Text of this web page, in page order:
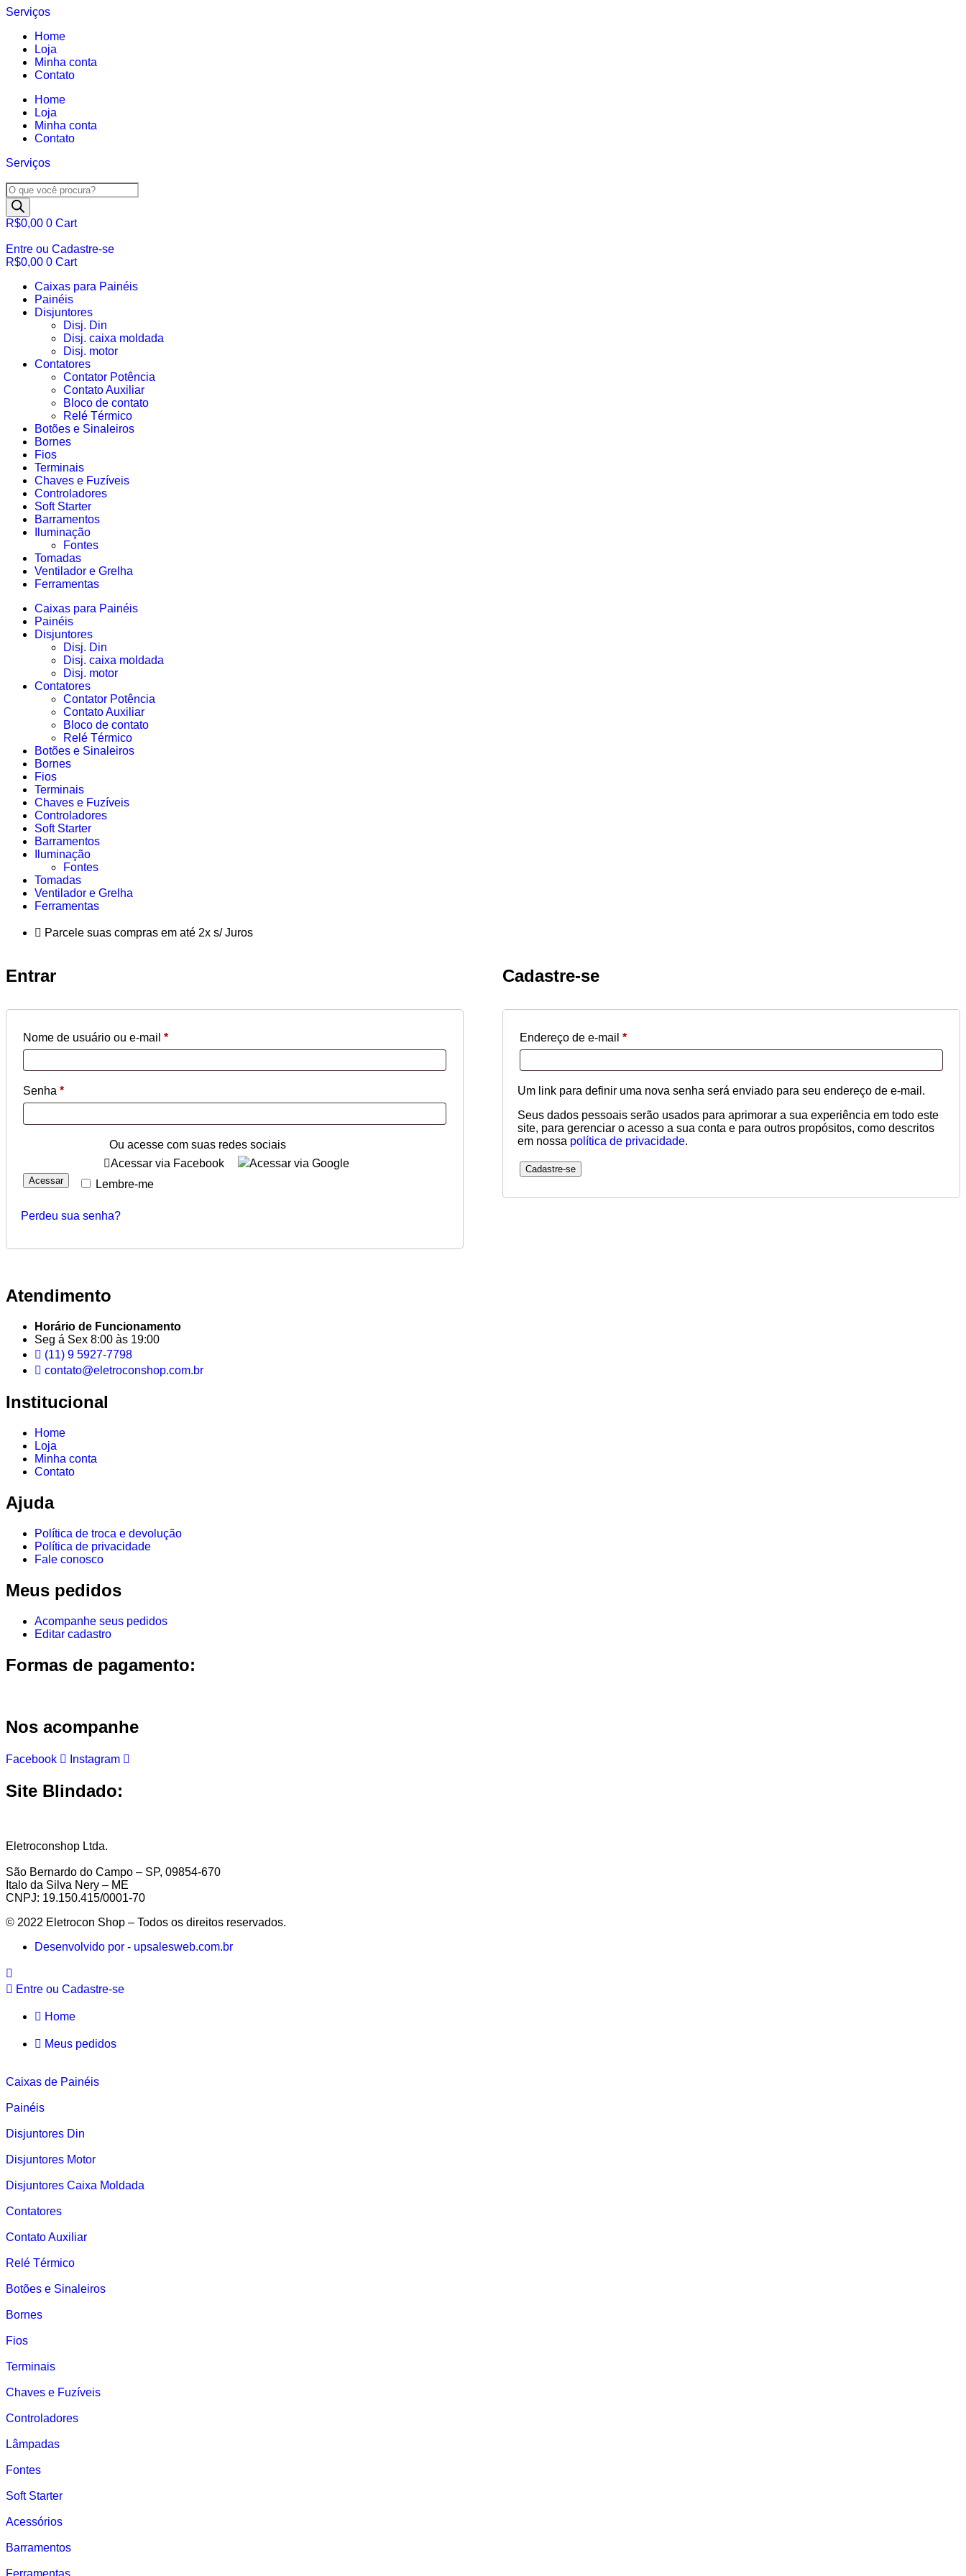
Ir
conteúdo
Serviços
Home
Loja
Minha conta
Contato
Home
Loja
Minha conta
Contato
Serviços
Pesquisar
produtos
R$0,00 0 Cart
Entre ou Cadastre-se
R$0,00 0 Cart
Caixas para Painéis
Painéis
Disjuntores
Disj. Din
Disj. caixa moldada
Disj. motor
Contatores
Contator Potência
Contato Auxiliar
Bloco de contato
Relé Térmico
Botões e Sinaleiros
Bornes
Fios
Terminais
Chaves e Fuzíveis
Controladores
Soft Starter
Barramentos
Iluminação
Fontes
Tomadas
Ventilador e Grelha
Ferramentas
Caixas para Painéis
Painéis
Disjuntores
Disj. Din
Disj. caixa moldada
Disj. motor
Contatores
Contator Potência
Contato Auxiliar
Bloco de contato
Relé Térmico
Botões e Sinaleiros
Bornes
Fios
Terminais
Chaves e Fuzíveis
Controladores
Soft Starter
Barramentos
Iluminação
Fontes
Tomadas
Ventilador e Grelha
Ferramentas
Parcele suas compras em até 2x s/ Juros
Entrar
Nome de usuário ou e-mail *
Senha *
Ou acesse com suas redes sociais
Acessar via Facebook
Acessar via Google
Lembre-me
Acessar
Perdeu sua senha?
Cadastre-se
Endereço de e-mail *Obrigatório
Um link para definir uma nova senha será enviado para seu endereço de e-mail.
Seus dados pessoais serão usados para aprimorar a sua experiência em todo este
site, para gerenciar o acesso a sua conta e para outros propósitos, como descritos
em nossa política de privacidade.
Cadastre-se
Atendimento
Horário de Funcionamento
Seg á Sex 8:00 às 19:00
(11) 9 5927-7798
contato@eletroconshop.com.br
Institucional
Home
Loja
Minha conta
Contato
Ajuda
Política de troca e devolução
Política de privacidade
Fale conosco
Meus pedidos
Acompanhe seus pedidos
Editar cadastro
Formas de pagamento:
Nos acompanhe
Facebook Instagram
Site Blindado:
Eletroconshop Ltda.
São Bernardo do Campo – SP, 09854-670
Italo da Silva Nery – ME
CNPJ: 19.150.415/0001-70
© 2022 Eletrocon Shop – Todos os direitos reservados.
Desenvolvido por - upsalesweb.com.br
Entre ou Cadastre-se
Home
Meus pedidos
Caixas de Painéis
Painéis
Disjuntores Din
Disjuntores Motor
Disjuntores Caixa Moldada
Contatores
Contato Auxiliar
Relé Térmico
Botões e Sinaleiros
Bornes
Fios
Terminais
Chaves e Fuzíveis
Controladores
Lâmpadas
Fontes
Soft Starter
Acessórios
Barramentos